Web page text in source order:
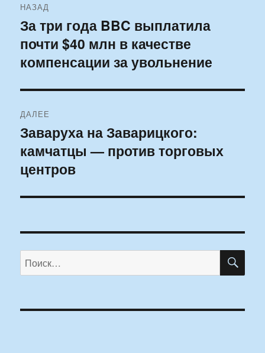
по
записям
НАЗАД
Предыдущая
запись:
За три года BBC выплатила
почти $40 млн в качестве
компенсации за увольнение
ДАЛЕЕ
Следующая
запись:
Заваруха на Заварицкого:
камчатцы — против торговых
центров
Искать: